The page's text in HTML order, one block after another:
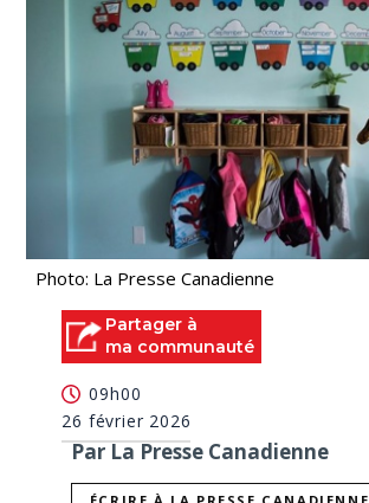
Photo: La Presse Canadienne
Partager à
ma communauté
09h00
26 février 2026
Par La Presse Canadienne